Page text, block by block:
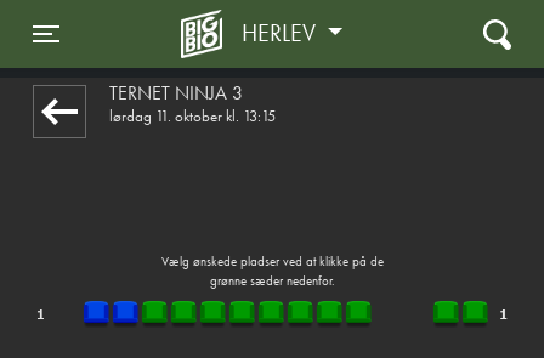
Toggle navigation
HERLEV
TERNET NINJA 3
lørdag 11. oktober kl. 13:15
Vælg ønskede pladser ved at klikke på de
grønne sæder nedenfor.
1step-front02 083207